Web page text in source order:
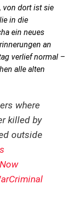
von dort ist sie
in die
ein neues
an
verlief normal –
alle alten
where
killed by
outside